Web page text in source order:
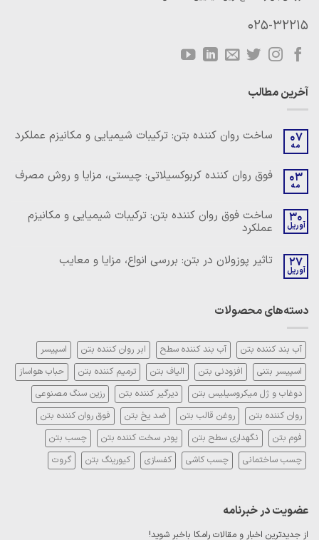
025-32215
آخرین مطالب
07
مه
ساخت روان کننده بتن: ترکیبات شیمیایی و مکانیزم عملکرد
برای
ساخت
ترکیبات
شیمیایی
و
ثبت
نشده
03
مه
فوق روان کننده کربوکسیلاتی: چیستی، مزایا و روش مصرف
فوق
روان
چیستی،
مزایا
ثبت
نشده
30
آوریل
ساخت فوق روان کننده بتن: ترکیبات شیمیایی و مکانیزم
عملکرد
برای
ساخت
بتن:
ترکیبات
مکانیزم
عملکرد
ثبت
27
آوریل
تاثیر پوزولان در بتن: بررسی انواع، مزایا و معایب
پوزولان
در
بررسی
انواع،
مزایا
و
معایب
دسته‌های محصولات
آب بند کننده بتن آب بند کننده سطح ابر روان کننده بتن
اسپیسر
اسپیسر بتنی
افزودنی بتن الیاف بتن ترمیم کننده بتن
حباب هواساز
دوغاب و ژل میکروسیلیس بتن
دیرگیر کننده بتن
رزین سنگ مصنوعی
روان کننده بتن
روغن قالب بتن ضد یخ بتن
فوق روان کننده بتن
فوم بتن
نگهداری سطح بتن پودر سخت کننده بتن
چسب بتن
چسب ساختمانی
چسب کاشی کفسازی کیورینگ بتن گروت
عضویت در خبرنامه
از جدیدترین اخبار و مقالات رامکا باخبر شوید!